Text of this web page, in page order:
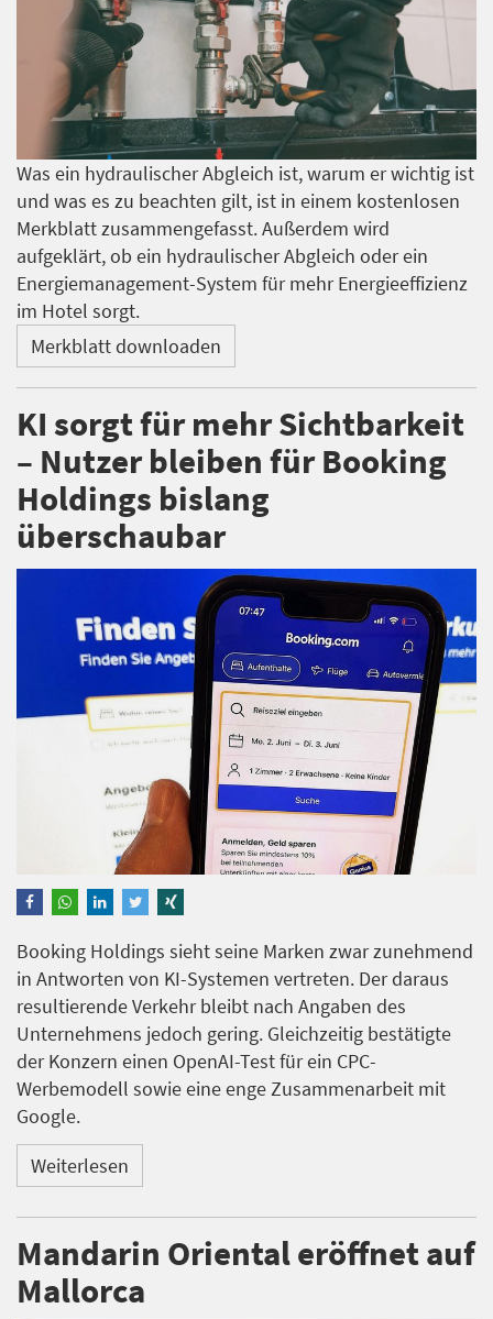
Was ein hydraulischer Abgleich ist, warum er wichtig ist
und was es zu beachten gilt, ist in einem kostenlosen
Merkblatt zusammengefasst. Außerdem wird
aufgeklärt, ob ein hydraulischer Abgleich oder ein
Energiemanagement-System für mehr Energieeffizienz
im Hotel sorgt.
Merkblatt downloaden
KI sorgt für mehr Sichtbarkeit
– Nutzer bleiben für Booking
Holdings bislang
überschaubar
Booking Holdings sieht seine Marken zwar zunehmend
in Antworten von KI-Systemen vertreten. Der daraus
resultierende Verkehr bleibt nach Angaben des
Unternehmens jedoch gering. Gleichzeitig bestätigte
der Konzern einen OpenAI-Test für ein CPC-
Werbemodell sowie eine enge Zusammenarbeit mit
Google.
Weiterlesen
Mandarin Oriental eröffnet auf
Mallorca